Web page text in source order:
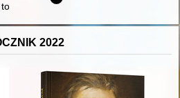
życie jest tak wspaniałe
2022